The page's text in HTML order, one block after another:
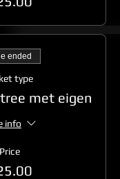
ended
type
met eigen
info
Price